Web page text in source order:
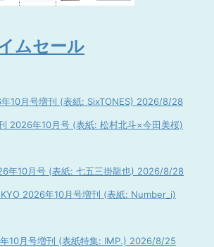
ムセール
10月号増刊 (表紙: SixTONES) 2026/8/28
2026年10月号 (表紙: 松村北斗×今田美桜)
年10月号 (表紙: 七五三掛龍也) 2026/8/28
2026年10月号増刊 (表紙: Number_i)
10月号増刊 (表紙特集: IMP.) 2026/8/25